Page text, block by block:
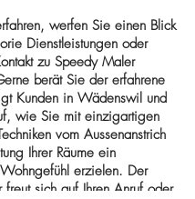
werfen Sie einen Blick
Dienstleistungen oder
zu Speedy Maler
berät Sie der erfahrene
Kunden in Wädenswil und
wie Sie mit einzigartigen
vom Aussenanstrich
Ihrer Räume ein
erzielen. Der
sich auf Ihren Anruf oder